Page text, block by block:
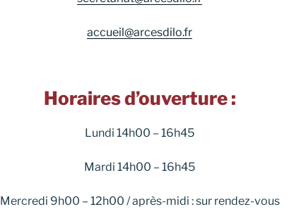
accueil@arcesdilo.fr
Horaires d’ouverture :
Lundi 14h00 – 16h45
Mardi 14h00 – 16h45
Mercredi 9h00 – 12h00 / après-midi : sur rendez-vous